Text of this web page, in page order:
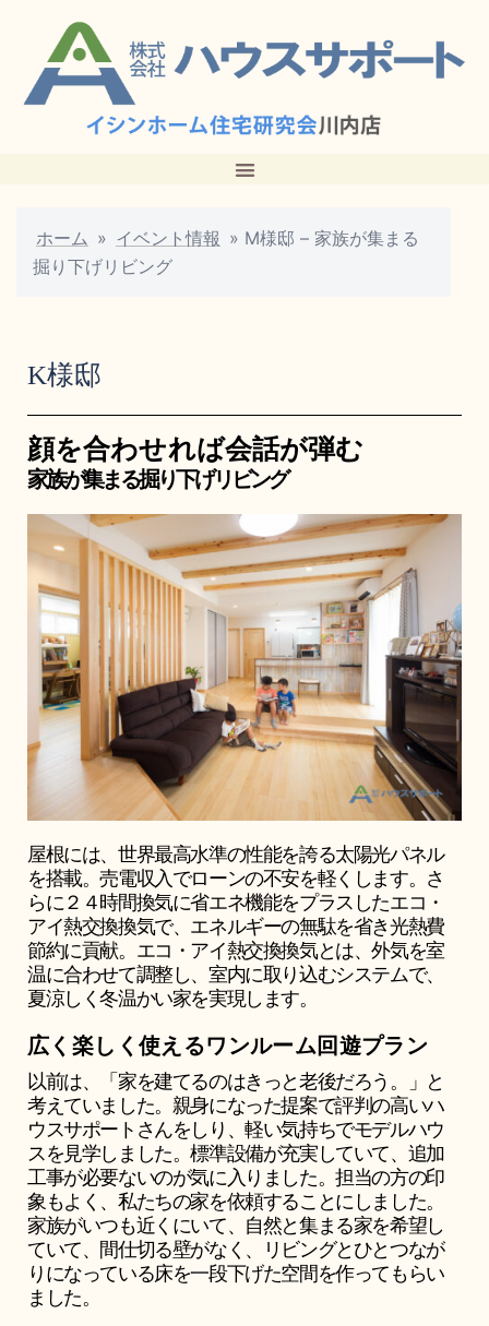
ホーム » イベント情報 » M様邸 – 家族が集まる
掘り下げリビング
K様邸
顔を合わせれば会話が弾む
家族が集まる掘り下げリビング
屋根には、世界最高水準の性能を誇る太陽光パネル
を搭載。売電収入でローンの不安を軽くします。さ
らに２４時間換気に省エネ機能をプラスしたエコ・
アイ熱交換換気で、エネルギーの無駄を省き光熱費
節約に貢献。エコ・アイ熱交換換気とは、外気を室
温に合わせて調整し、室内に取り込むシステムで、
夏涼しく冬温かい家を実現します。
広く楽しく使えるワンルーム回遊プラン
以前は、「家を建てるのはきっと老後だろう。」と
考えていました。親身になった提案で評判の高いハ
ウスサポートさんをしり、軽い気持ちでモデルハウ
スを見学しました。標準設備が充実していて、追加
工事が必要ないのが気に入りました。担当の方の印
象もよく、私たちの家を依頼することにしました。
家族がいつも近くにいて、自然と集まる家を希望し
ていて、間仕切る壁がなく、リビングとひとつなが
りになっている床を一段下げた空間を作ってもらい
ました。